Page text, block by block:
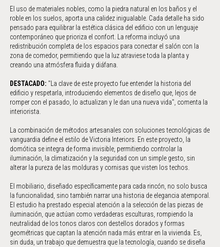
El uso de materiales nobles, como la piedra natural en los baños y el
roble en los suelos, aporta una calidez inigualable. Cada detalle ha sido
pensado para equilibrar la estética clásica del edificio con un lenguaje
contemporáneo que prioriza el confort. La reforma incluyó una
redistribución completa de los espacios para conectar el salón con la
zona de comedor, permitiendo que la luz atraviese toda la planta y
creando una atmósfera fluida y diáfana.
DESTACADO: "La clave de este proyecto fue entender la historia del
edificio y respetarla, introduciendo elementos de diseño que, lejos de
romper con el pasado, lo actualizan y le dan una nueva vida", comenta la
interiorista.
La combinación de métodos artesanales con soluciones tecnológicas de
vanguardia define el estilo de Victoria Interiors. En este proyecto, la
domótica se integra de forma invisible, permitiendo controlar la
iluminación, la climatización y la seguridad con un simple gesto, sin
alterar la pureza de las molduras y cornisas que visten los techos.
El mobiliario, diseñado específicamente para cada rincón, no solo busca
la funcionalidad, sino también narrar una historia de elegancia atemporal.
El estudio ha prestado especial atención a la selección de las piezas de
iluminación, que actúan como verdaderas esculturas, rompiendo la
neutralidad de los tonos claros con destellos dorados y formas
geométricas que captan la atención nada más entrar en la vivienda. Es,
sin duda, un trabajo que demuestra que la tecnología, cuando se diseña